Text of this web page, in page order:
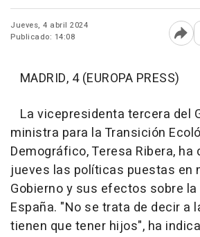
Jueves, 4 abril 2024
Publicado: 14:08
MADRID, 4 (EUROPA PRESS)
La vicepresidenta tercera del
ministra para la Transición
Demográfico, Teresa Ribera,
jueves las políticas puestas en
Gobierno y sus efectos sobre
España. "No se trata de decir a
tienen que tener hijos", ha